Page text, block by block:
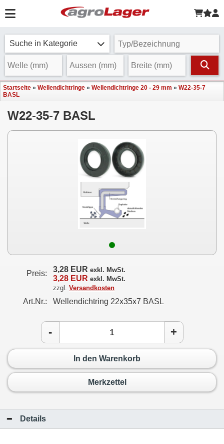
Suche in Kategorie
Startseite » Wellendichtringe » Wellendichtringe 20 - 29 mm » W22-35-7
BASL
W22-35-7 BASL
Preis: 3,28 EUR exkl. MwSt.
3,28 EUR exkl. MwSt.
zzgl. Versandkosten
Art.Nr.: Wellendichtring 22x35x7 BASL
- +
In den Warenkorb
Merkzettel
Details